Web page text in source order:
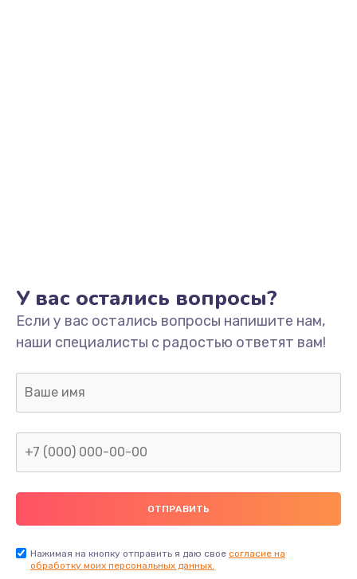
У вас остались вопросы?
Если у вас остались вопросы напишите нам,
наши специалисты с радостью ответят вам!
Нажимая на кнопку отправить я даю свое согласие на
обработку моих персональных данных.